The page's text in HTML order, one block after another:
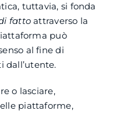
tuttavia, si fonda
fatto attraverso la
può
al fine di
dall’utente.
o lasciare,
piattaforme,